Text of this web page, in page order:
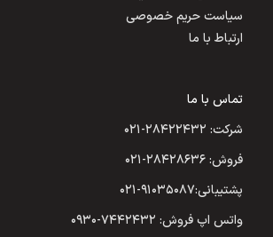
سیاست حریم خصوصی
ارتباط با ما
تماس با ما
شرکت: ۲۸۴۲۲۴۳۲-۰۲۱
فروش: ۲۸۴۲۸۶۳۶-۰۲۱
پشتیبانی:۹۱۰۳۵۰۸۷-۰۲۱
واتس اپ فروش: ۷۴۴۲۴۳۲-۰۹۳۰